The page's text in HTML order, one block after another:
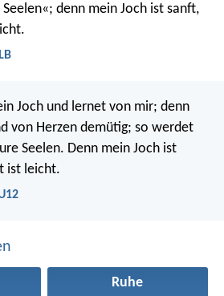
denn mein Joch ist sanft,
Joch und lernet von mir; denn
von Herzen demütig; so werdet
Seelen. Denn mein Joch ist
ist leicht.
Ruhe